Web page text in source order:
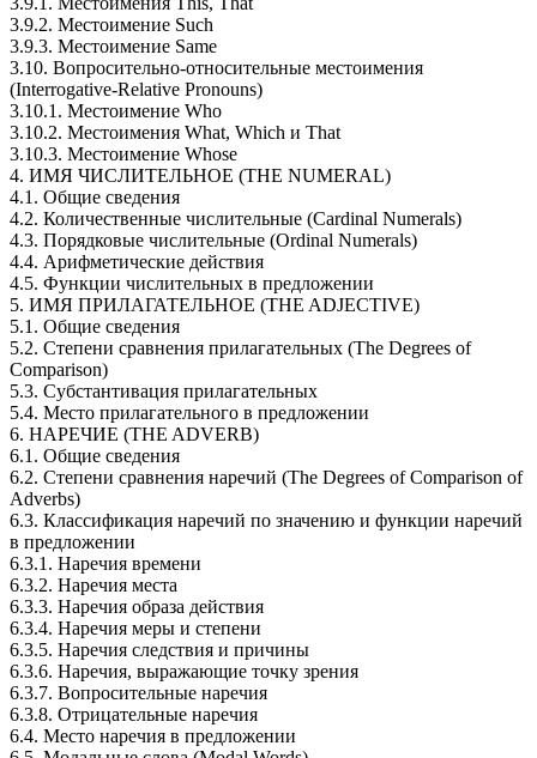
3.9.2. Местоимение Such
3.9.3. Местоимение Same
3.10. Вопросительно-относительные местоимения
(Interrogative-Relative Pronouns)
3.10.1. Местоимение Who
3.10.2. Местоимения What, Which и That
3.10.3. Местоимение Whose
4. ИMЯ ЧИСЛИТЕЛЬНОЕ (THE NUMЕRAL)
4.1. Общие сведения
4.2. Количественные числительные (Cardinal Numerals)
4.3. Порядковые числительные (Ordinal Numerals)
4.4. Арифметические действия
4.5. Функции числительных в предложении
5. ИМЯ ПРИЛАГАТЕЛЬНОЕ (ТНE ADJECTIVE)
5.1. Общие сведения
5.2. Степени сравнения прилагательных (The Degrees of
Comparison)
5.3. Субстантивация прилагательных
5.4. Место прилагательного в предложении
6. НАРEЧИЕ (THE ADVERB)
6.1. Общие сведения
6.2. Степени сравнения наречий (The Degrees of Comparison of
Adverbs)
6.3. Классификация наречий по значению и фyнкции нaречий
в предложении
6.3.1. Наречия времени
6.3.2. Наречия места
6.3.3. Наречия образа действия
6.3.4. Наречия меры и степени
6.3.5. Наречия следствия и причины
6.3.6. Наречия, выражающие точку зpeния
6.3.7. Вопросительные наречия
6.3.8. Отрицательные наречия
6.4. Место наречия в предложении